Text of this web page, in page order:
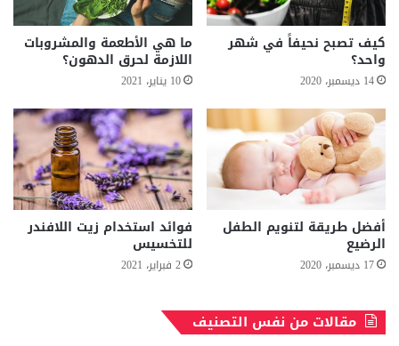
كيف تصبح نحيفاً في شهر
واحد؟
14 ديسمبر، 2020
ما هي الأطعمة والمشروبات
اللازمة لحرق الدهون؟
10 يناير، 2021
أفضل طريقة لتنويم الطفل
الرضيع
17 ديسمبر، 2020
فوائد استخدام زيت اللافندر
للتخسيس
2 فبراير، 2021
مقالات من نفس التصنيف